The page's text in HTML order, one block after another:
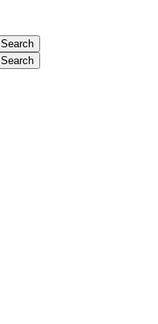
Search
Search